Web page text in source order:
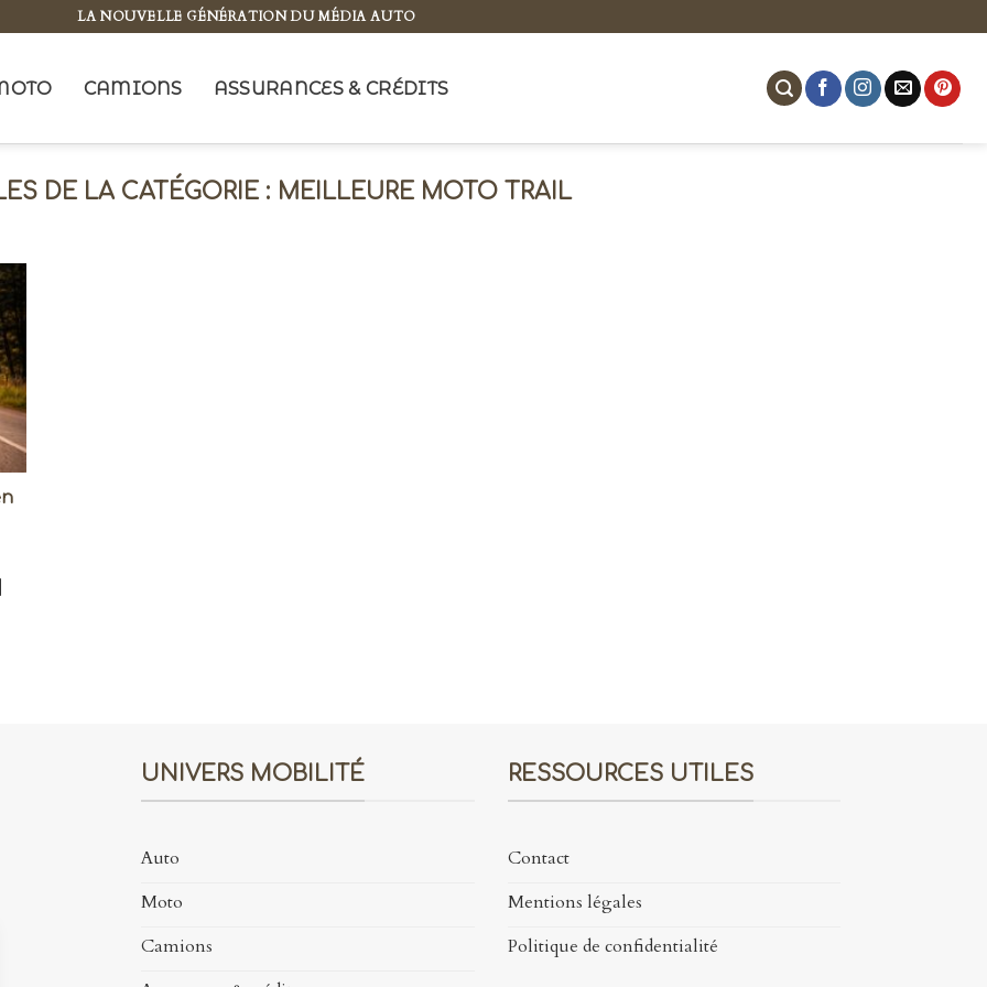
LA NOUVELLE GÉNÉRATION DU MÉDIA AUTO
CAMIONS ASSURANCES & CRÉDITS
MEILLEURE MOTO TRAIL
UNIVERS MOBILITÉ
Auto
Moto
Camions
RESSOURCES UTILES
Contact
Mentions légales
Politique de confidentialité